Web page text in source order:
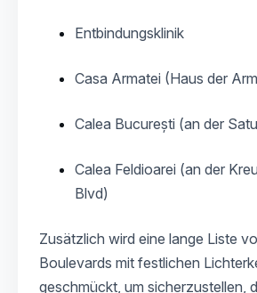
Entbindungsklinik
Casa Armatei (Haus der
Calea București (an der
Calea Feldioarei (an der
Blvd)
Zusätzlich wird eine lange Liste
Boulevards mit festlichen
geschmückt, um sicherzustellen,